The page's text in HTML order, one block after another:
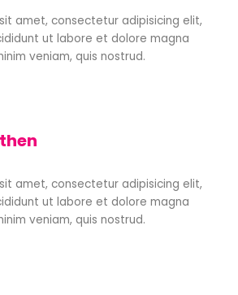
amet, consectetur adipisicing elit,
ut labore et dolore magna
veniam, quis nostrud.
amet, consectetur adipisicing elit,
ut labore et dolore magna
veniam, quis nostrud.